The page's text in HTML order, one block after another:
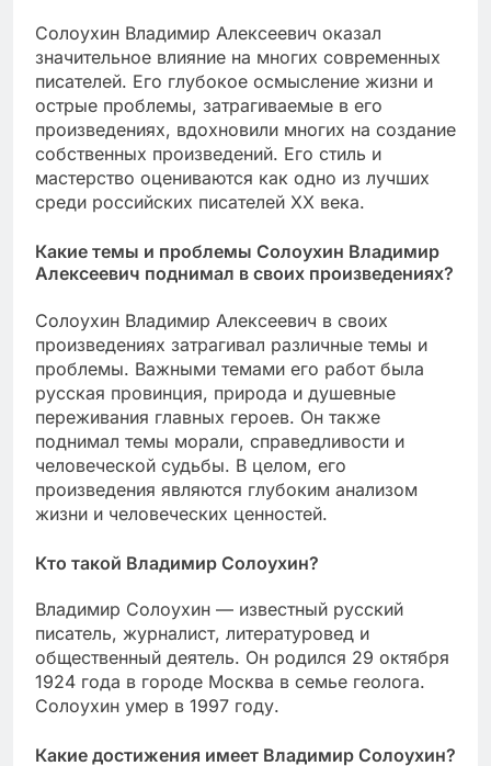
Солоухин Владимир Алексеевич оказал
значительное влияние на многих современных
писателей. Его глубокое осмысление жизни и
острые проблемы, затрагиваемые в его
произведениях, вдохновили многих на создание
собственных произведений. Его стиль и
мастерство оцениваются как одно из лучших
среди российских писателей XX века.
Какие темы и проблемы Солоухин Владимир
Алексеевич поднимал в своих произведениях?
Солоухин Владимир Алексеевич в своих
произведениях затрагивал различные темы и
проблемы. Важными темами его работ была
русская провинция, природа и душевные
переживания главных героев. Он также
поднимал темы морали, справедливости и
человеческой судьбы. В целом, его
произведения являются глубоким анализом
жизни и человеческих ценностей.
Кто такой Владимир Солоухин?
Владимир Солоухин — известный русский
писатель, журналист, литературовед и
общественный деятель. Он родился 29 октября
1924 года в городе Москва в семье геолога.
Солоухин умер в 1997 году.
Какие достижения имеет Владимир Солоухин?